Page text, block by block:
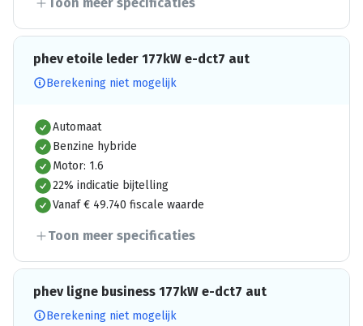
phev etoile leder 177kW e-dct7 aut
Berekening niet mogelijk
Automaat
Benzine hybride
Motor: 1.6
22% indicatie bijtelling
Vanaf € 49.740 fiscale waarde
Toon meer specificaties
phev ligne business 177kW e-dct7 aut
Berekening niet mogelijk